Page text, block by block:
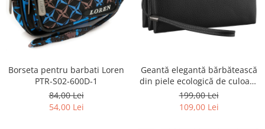
Borseta pentru barbati Loren
PTR-S02-600D-1
84,00 Lei
54,00 Lei
Geantă elegantă bărbătească
din piele ecologică de culoare
neagră - Rovicky PTR-R-SDR-
05-1686
199,00 Lei
109,00 Lei